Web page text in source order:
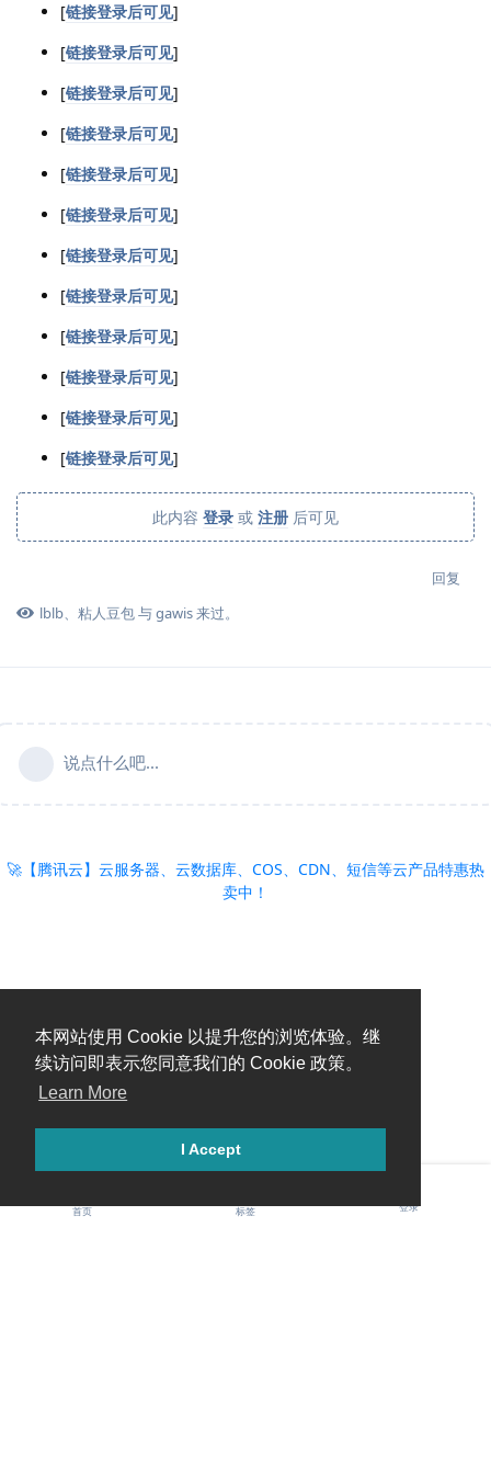
本网站使用 Cookie 以提升您的浏览体验。继
续访问即表示您同意我们的 Cookie 政策。
Learn More
I Accept
[链接登录后可见]
[链接登录后可见]
[链接登录后可见]
[链接登录后可见]
[链接登录后可见]
[链接登录后可见]
[链接登录后可见]
[链接登录后可见]
[链接登录后可见]
[链接登录后可见]
[链接登录后可见]
[链接登录后可见]
此内容 登录 或 注册 后可见
回复
lblb、 粘人豆包与gawis来过。
说点什么吧...
🚀【腾讯云】云服务器、云数据库、COS、CDN、短信等云产品特惠热
卖中！
首页 标签 登录